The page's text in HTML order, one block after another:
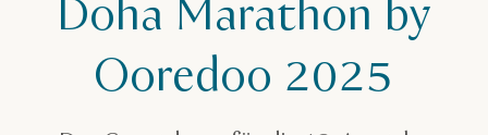
Doha Marathon by
Ooredoo 2025